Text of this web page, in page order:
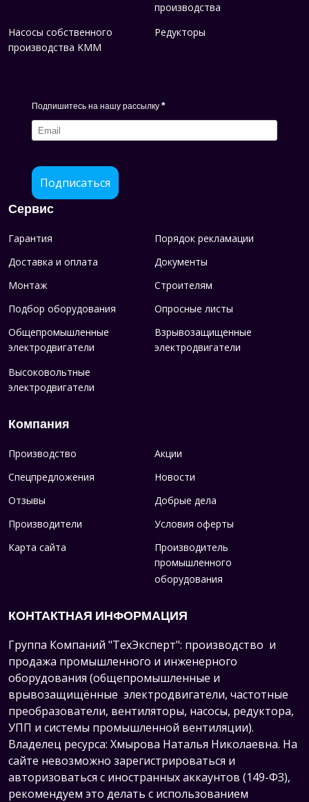
производства
Насосы собственного
производства KMM
Редукторы
Подпишитесь на нашу рассылку *
Подписаться
Сервис
Гарантия
Порядок рекламации
Доставка и оплата
Документы
Монтаж
Строителям
Подбор оборудования
Опросные листы
Общепромышленные
электродвигатели
Взрывозащищенные
электродвигатели
Высоковольтные
электродвигатели
Компания
Производство
Акции
Спецпредложения
Новости
Отзывы
Добрые дела
Производители
Условия оферты
Карта сайта
Производитель
промышленного
оборудования
КОНТАКТНАЯ ИНФОРМАЦИЯ
Группа Компаний "ТехЭксперт": производство и
продажа промышленного и инженерного
оборудования (общепромышленные и
врывозащищённые электродвигатели, частотные
преобразователи, вентиляторы, насосы, редуктора,
УПП и системы промышленной вентиляции).
Владелец ресурса: Хмырова Наталья Николаевна. На
сайте невозможно зарегистрироваться и
авторизоваться с иностранных аккаунтов (149-ФЗ),
рекомендуем это делать с использованием